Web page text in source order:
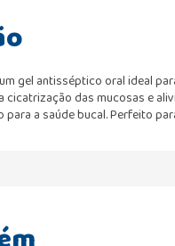
gel antisséptico oral ideal
cicatrização das mucosas e
a saúde bucal. Perfeito